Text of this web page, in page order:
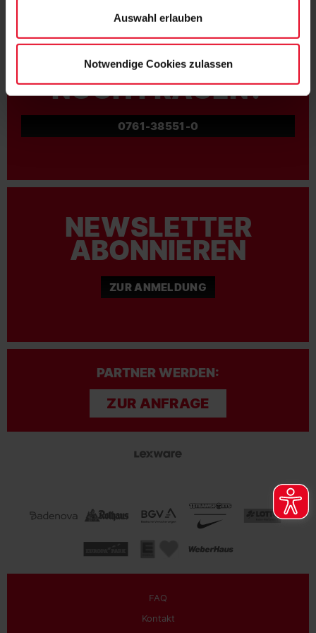
Auswahl erlauben
Notwendige Cookies zulassen
NOCH FRAGEN?
0761-38551-0
NEWSLETTER
ABONNIEREN
ZUR ANMELDUNG
PARTNER WERDEN:
ZUR ANFRAGE
FAQ
Kontakt